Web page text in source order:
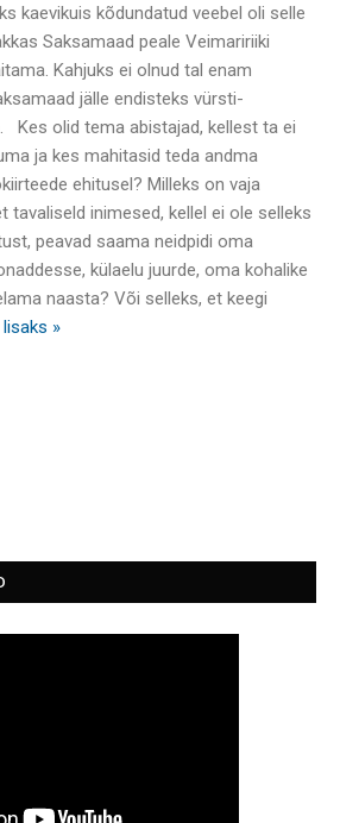
kaevikuis kõdundatud veebel oli selle
Saksamaad peale Veimaririiki
Kahjuks ei olnud tal enam
jälle endisteks vürsti-
Kes olid tema abistajad, kellest ta ei
ja kes mahitasid teda andma
ehitusel? Milleks on vaja
tavaliseld inimesed, kellel ei ole selleks
peavad saama neidpidi oma
külaelu juurde, oma kohalike
naasta? Või selleks, et keegi
»